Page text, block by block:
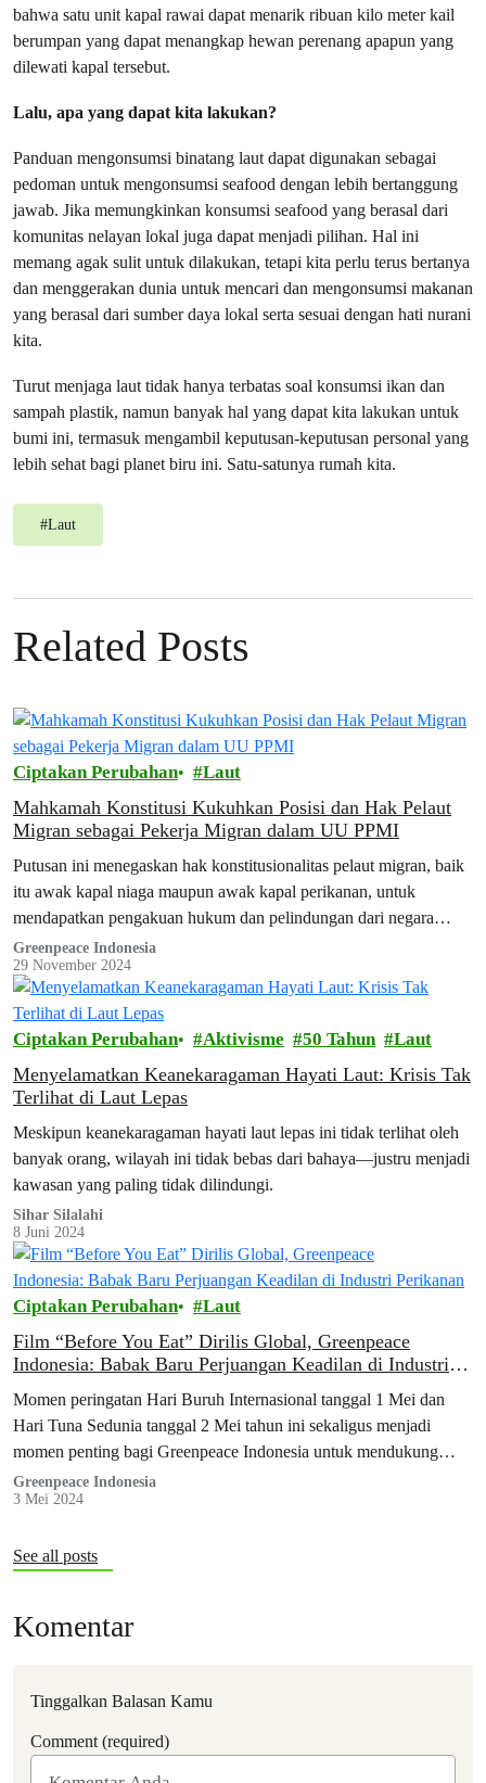
bahwa satu unit kapal rawai dapat menarik ribuan kilo meter kail
berumpan yang dapat menangkap hewan perenang apapun yang
dilewati kapal tersebut.
Lalu, apa yang dapat kita lakukan?
Panduan mengonsumsi binatang laut dapat digunakan sebagai
pedoman untuk mengonsumsi seafood dengan lebih bertanggung
jawab. Jika memungkinkan konsumsi seafood yang berasal dari
komunitas nelayan lokal juga dapat menjadi pilihan. Hal ini
memang agak sulit untuk dilakukan, tetapi kita perlu terus bertanya
dan menggerakan dunia untuk mencari dan mengonsumsi makanan
yang berasal dari sumber daya lokal serta sesuai dengan hati nurani
kita.
Turut menjaga laut tidak hanya terbatas soal konsumsi ikan dan
sampah plastik, namun banyak hal yang dapat kita lakukan untuk
bumi ini, termasuk mengambil keputusan-keputusan personal yang
lebih sehat bagi planet biru ini. Satu-satunya rumah kita.
#Laut
Related Posts
Ciptakan Perubahan Laut
Mahkamah Konstitusi Kukuhkan Posisi dan Hak Pelaut
Migran sebagai Pekerja Migran dalam UU PPMI
Putusan ini menegaskan hak konstitusionalitas pelaut migran, baik
itu awak kapal niaga maupun awak kapal perikanan, untuk
mendapatkan pengakuan hukum dan pelindungan dari negara
sebagai bagian dari pekerja migran Indonesia.
Greenpeace Indonesia
29 November 2024
Ciptakan Perubahan Aktivisme 50 Tahun Laut
Menyelamatkan Keanekaragaman Hayati Laut: Krisis Tak
Terlihat di Laut Lepas
Meskipun keanekaragaman hayati laut lepas ini tidak terlihat oleh
banyak orang, wilayah ini tidak bebas dari bahaya—justru menjadi
kawasan yang paling tidak dilindungi.
Sihar Silalahi
8 Juni 2024
Ciptakan Perubahan Laut
Film “Before You Eat” Dirilis Global, Greenpeace
Indonesia: Babak Baru Perjuangan Keadilan di Industri
Momen peringatan Hari Buruh Internasional tanggal 1 Mei dan
Hari Tuna Sedunia tanggal 2 Mei tahun ini sekaligus menjadi
momen penting bagi Greenpeace Indonesia untuk mendukung
publikasi film dokumenter “Before You Eat” Director’s Cut yang
diproduksi oleh Serikat Buruh Migran Indonesia (SBMI).
Greenpeace Indonesia
3 Mei 2024
See all posts
Komentar
Tinggalkan Balasan Kamu
Comment (required)